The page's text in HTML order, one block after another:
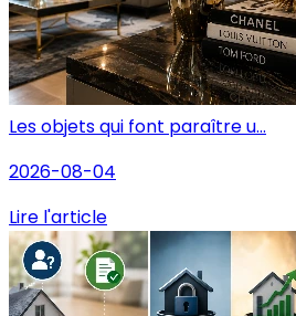
Les objets qui font paraître u...
2026-08-04
Lire l'article